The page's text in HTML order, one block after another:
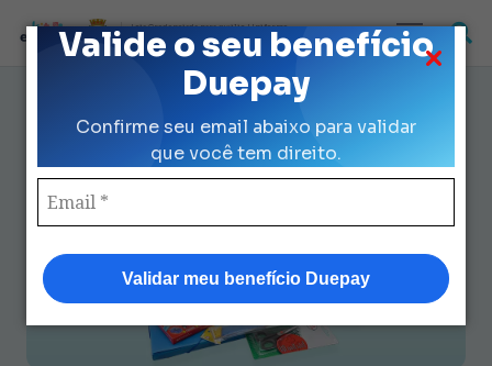
Valide o seu benefício
Duepay
Confirme seu email abaixo para validar
que você tem direito.
Validar meu benefício Duepay
Loja Credenciada para auxilio Uniforme
e Kit Escolar da Prefeitura de São Paulo
Como usar Material Online:
Dicas Infalíveis para Aproveitar
Melhor